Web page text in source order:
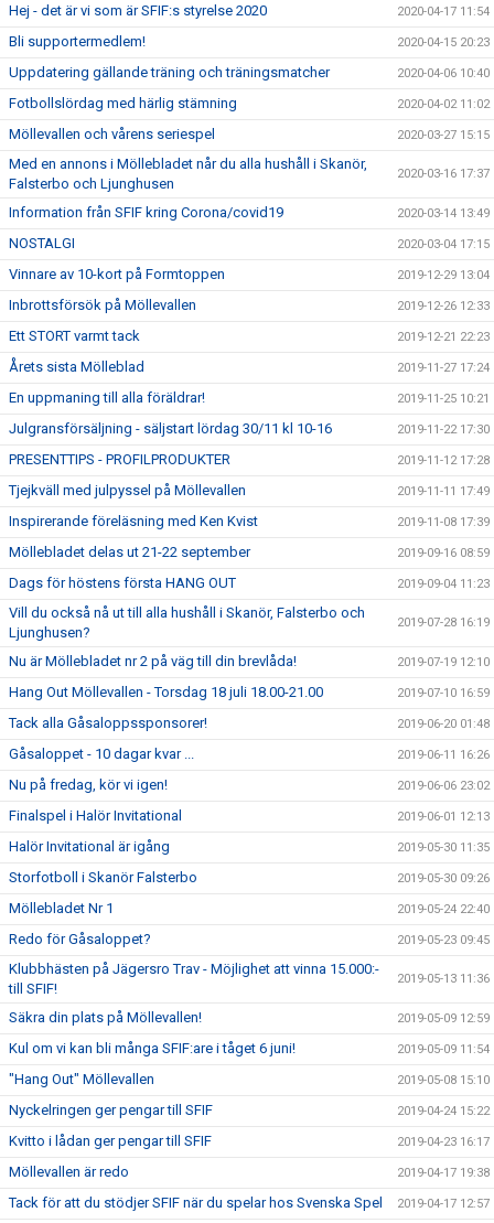
Hej - det är vi som är SFIF:s styrelse 2020 2020-04-17 11:54
Bli supportermedlem! 2020-04-15 20:23
Uppdatering gällande träning och träningsmatcher 2020-04-06 10:40
Fotbollslördag med härlig stämning 2020-04-02 11:02
Möllevallen och vårens seriespel 2020-03-27 15:15
Med en annons i Möllebladet når du alla hushåll i Skanör,
Falsterbo och Ljunghusen
2020-03-16 17:37
Information från SFIF kring Corona/covid19 2020-03-14 13:49
NOSTALGI 2020-03-04 17:15
Vinnare av 10-kort på Formtoppen 2019-12-29 13:04
Inbrottsförsök på Möllevallen 2019-12-26 12:33
Ett STORT varmt tack 2019-12-21 22:23
Årets sista Mölleblad 2019-11-27 17:24
En uppmaning till alla föräldrar! 2019-11-25 10:21
Julgransförsäljning - säljstart lördag 30/11 kl 10-16 2019-11-22 17:30
PRESENTTIPS - PROFILPRODUKTER 2019-11-12 17:28
Tjejkväll med julpyssel på Möllevallen 2019-11-11 17:49
Inspirerande föreläsning med Ken Kvist 2019-11-08 17:39
Möllebladet delas ut 21-22 september 2019-09-16 08:59
Dags för höstens första HANG OUT 2019-09-04 11:23
Vill du också nå ut till alla hushåll i Skanör, Falsterbo och
Ljunghusen?
2019-07-28 16:19
Nu är Möllebladet nr 2 på väg till din brevlåda! 2019-07-19 12:10
Hang Out Möllevallen - Torsdag 18 juli 18.00-21.00 2019-07-10 16:59
Tack alla Gåsaloppssponsorer! 2019-06-20 01:48
Gåsaloppet - 10 dagar kvar ... 2019-06-11 16:26
Nu på fredag, kör vi igen! 2019-06-06 23:02
Finalspel i Halör Invitational 2019-06-01 12:13
Halör Invitational är igång 2019-05-30 11:35
Storfotboll i Skanör Falsterbo 2019-05-30 09:26
Möllebladet Nr 1 2019-05-24 22:40
Redo för Gåsaloppet? 2019-05-23 09:45
Klubbhästen på Jägersro Trav - Möjlighet att vinna 15.000:-
till SFIF!
2019-05-13 11:36
Säkra din plats på Möllevallen! 2019-05-09 12:59
Kul om vi kan bli många SFIF:are i tåget 6 juni! 2019-05-09 11:54
"Hang Out" Möllevallen 2019-05-08 15:10
Nyckelringen ger pengar till SFIF 2019-04-24 15:22
Kvitto i lådan ger pengar till SFIF 2019-04-23 16:17
Möllevallen är redo 2019-04-17 19:38
Tack för att du stödjer SFIF när du spelar hos Svenska Spel 2019-04-17 12:57